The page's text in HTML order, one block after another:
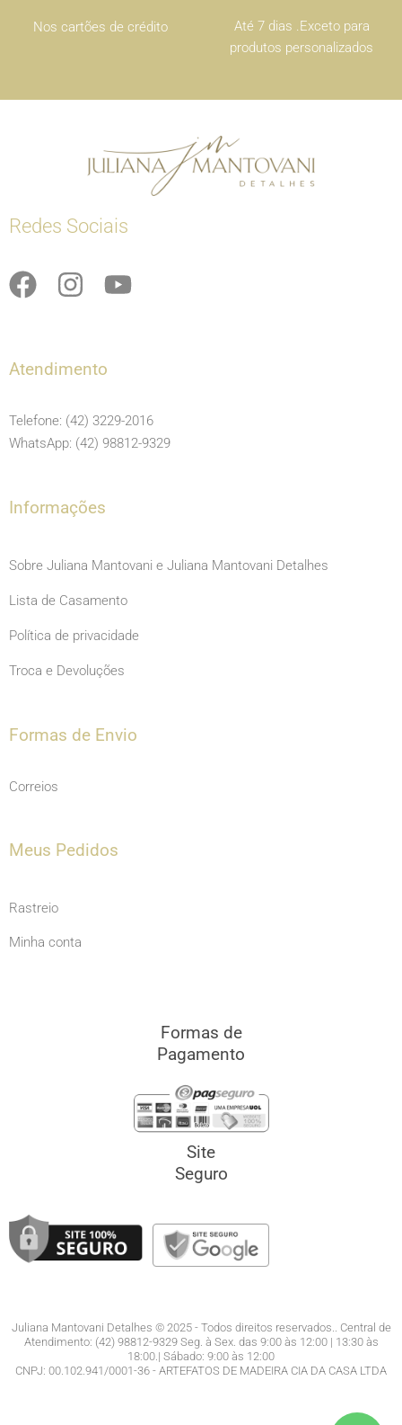
Nos cartões de crédito
Até 7 dias .Exceto para
produtos personalizados
Redes Sociais
F
e
o
o
I
t
g
r
m
Y
b
e
Atendimento
Telefone: (42) 3229-2016
WhatsApp: (42) 98812-9329
Informações
Sobre Juliana Mantovani e Juliana Mantovani Detalhes
Lista de Casamento
Política de privacidade
Troca e Devoluções
Formas de Envio
Correios
Meus Pedidos
Rastreio
Minha conta
Formas de
Pagamento
Site
Seguro
Juliana Mantovani Detalhes © 2025 - Todos direitos reservados.. Central de
Atendimento: (42) 98812-9329 Seg. à Sex. das 9:00 às 12:00 | 13:30 às
18:00.| Sábado: 9:00 às 12:00
CNPJ: 00.102.941/0001-36 - ARTEFATOS DE MADEIRA CIA DA CASA LTDA